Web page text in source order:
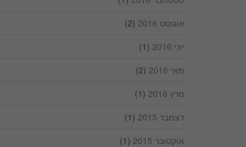
אוגוסט 2016
(2)
יוני 2016
(1)
מאי 2016
(2)
מרץ 2016
(1)
דצמבר 2015
(1)
אוקטובר 2015
(1)